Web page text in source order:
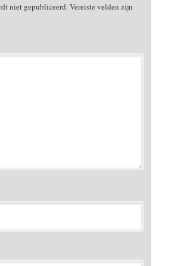
niet gepubliceerd. Vereiste velden zijn